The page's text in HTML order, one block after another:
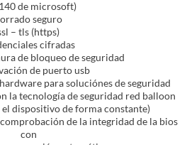
de microsoft)
seguro
– tls (https)
cifradas
de bloqueo de seguridad
de puerto usb
para soluciónes de seguridad
la tecnología de seguridad red balloon
el dispositivo de forma constante)
de la integridad de la bios
con